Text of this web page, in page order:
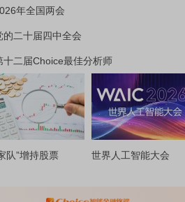
年全国两会
的二十届四中全会
十二届Choice最佳分析师
队”增持股票 世界人工智能大会